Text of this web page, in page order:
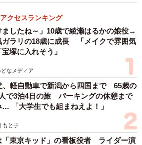
アクセスランキング
ましたね～」10歳で綾瀬はるかの娘役→
ガラリの18歳に成長 「メイクで雰囲気
塚に入れそう」
どなメディア
、軽自動車で新潟から四国まで 65歳の
で3泊4日の旅 パーキングの休憩まで
… 「大学生でも組まねえよ！」
もと子
「東京キッド」の看板役者 ライダー演